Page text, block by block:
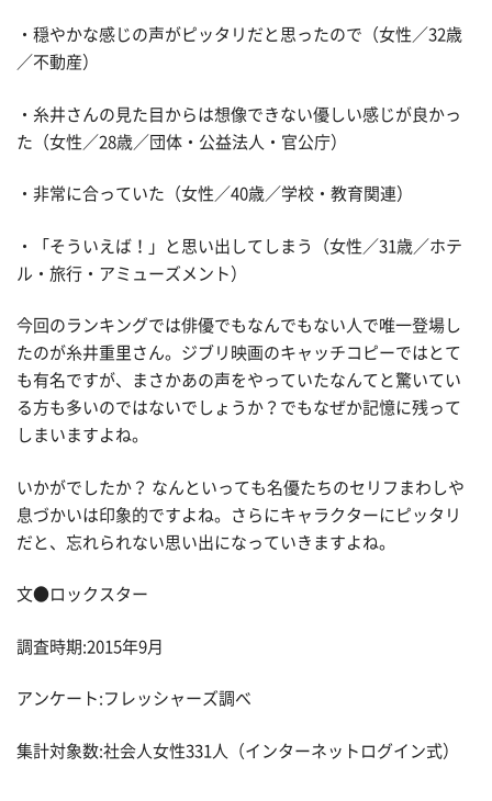
・穏やかな感じの声がピッタリだと思ったので（女性／32歳
／不動産）
・糸井さんの見た目からは想像できない優しい感じが良かっ
た（女性／28歳／団体・公益法人・官公庁）
・非常に合っていた（女性／40歳／学校・教育関連）
・「そういえば！」と思い出してしまう（女性／31歳／ホテ
ル・旅行・アミューズメント）
今回のランキングでは俳優でもなんでもない人で唯一登場し
たのが糸井重里さん。ジブリ映画のキャッチコピーではとて
も有名ですが、まさかあの声をやっていたなんてと驚いてい
る方も多いのではないでしょうか？でもなぜか記憶に残って
しまいますよね。
いかがでしたか？ なんといっても名優たちのセリフまわしや
息づかいは印象的ですよね。さらにキャラクターにピッタリ
だと、忘れられない思い出になっていきますよね。
文●ロックスター
調査時期:2015年9月
アンケート:フレッシャーズ調べ
集計対象数:社会人女性331人（インターネットログイン式）